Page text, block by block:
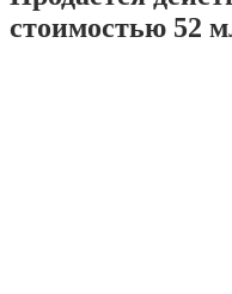
стоимостью 52